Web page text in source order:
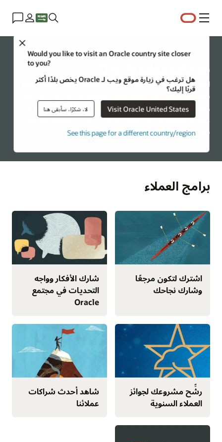
القائمة
Close
Would you like to visit an Oracle country site closer
to you?
هل ترغب في زيارة موقع ويب لـ Oracle يخص بلدًا أكثر
قربًا إليك؟
Visit Oracle United States لا، شكرًا، سأبقى هنا
See this page for a different country/region
نجاحات عملاء Oracle
الابتكار وسهولة الاستخدام والنتائج الأفضل - هذه ليست سوى
بعض الأسباب التي تعتمد عليها المؤسسات في كل الصناعات
وجميع الأحجام في Oracle لمساعدتها على النجاح. استمع من
عملائنا لمعرفة ما الذي يجعل Oracle الخيار الصحيح لهم ولماذا
نحن الشريك المناسب لشركتك.
برامج العملاء
اشترك لتكون مرجعًا
وشارك نجاحك
شارك الأفكار وواجه
التحديات في مجتمع
Oracle
رشِّح مشروعك لجوائز
العملاء السنوية
شاهد أحدث شراكات
عملائنا